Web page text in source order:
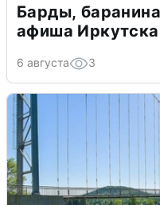
Барды,
афиша
6 августа 3